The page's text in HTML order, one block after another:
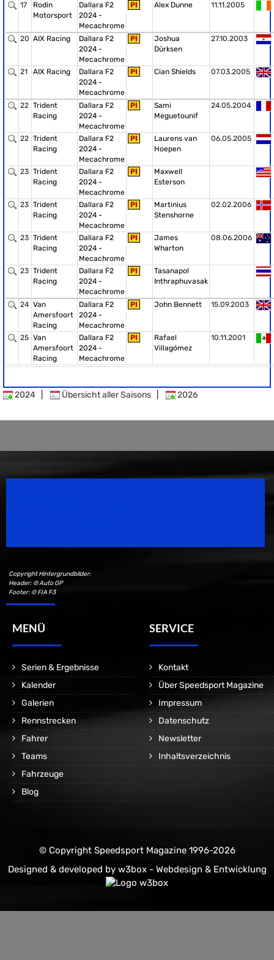
17
Rodin
Motorsport
Dallara F2
2024 -
Mecachrome
PI Alex Dunne 11.11.2005
20 AIX Racing
Dallara F2
2024 -
Mecachrome
PI
Joshua
Dürksen
27.10.2003
21 AIX Racing
Dallara F2
2024 -
Mecachrome
PI Cian Shields 07.03.2005
22 Trident
Racing
Dallara F2
2024 -
Mecachrome
PI
Sami
Meguetounif
24.05.2004
22 Trident
Racing
Dallara F2
2024 -
Mecachrome
PI
Laurens van
Hoepen
06.05.2005
23 Trident
Racing
Dallara F2
2024 -
Mecachrome
PI
Maxwell
Esterson
23 Trident
Racing
Dallara F2
2024 -
Mecachrome
PI
Martinius
Stenshorne
02.02.2006
23 Trident
Racing
Dallara F2
2024 -
Mecachrome
PI
James
Wharton
08.06.2006
23 Trident
Racing
Dallara F2
2024 -
Mecachrome
PI
Tasanapol
Inthraphuvasak
24 Van
Amersfoort
Racing
Dallara F2
2024 -
Mecachrome
PI John Bennett 15.09.2003
25 Van
Amersfoort
Racing
Dallara F2
2024 -
Mecachrome
PI
Rafael
Villagómez
10.11.2001
2024 Übersicht aller Saisons 2026
Copyright Hintergrundbilder:
Header: © Auto GP
Footer: © FIA F3
MENÜ
Serien & Ergebnisse
Kalender
Galerien
Rennstrecken
Fahrer
Teams
Fahrzeuge
Blog
SERVICE
Kontakt
Über Speedsport Magazine
Impressum
Datenschutz
Newsletter
Inhaltsverzeichnis
© Copyright Speedsport Magazine 1996-2026
Designed & developed by w3box - Webdesign & Entwicklung